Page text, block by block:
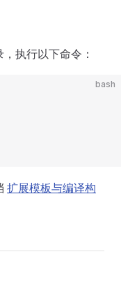
执行以下命令：
bash
扩展模板与编译构